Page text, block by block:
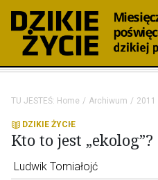
TU JESTEŚ: Home Archiwum 2011
DZIKIE ŻYCIE
Kto to jest „ekolog”?
Ludwik Tomiałojć